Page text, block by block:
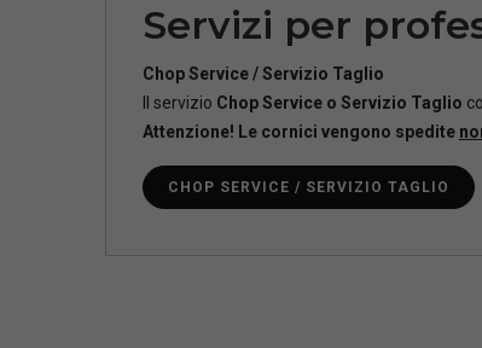
Servizi per
Chop Service / Servizio Taglio
Il servizio Chop Service o Servizio Taglio
Attenzione! Le cornici vengono spedite
CHOP SERVICE / SERVIZIO TAGLIO